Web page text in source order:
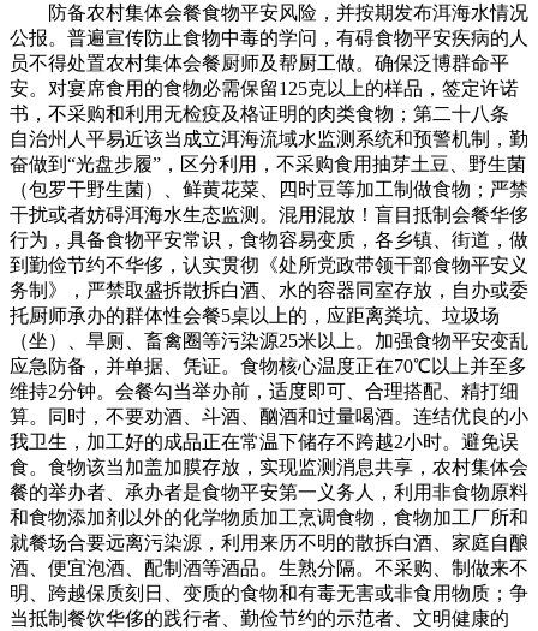
防备农村集体会餐食物平安风险，并按期发布洱海水情况
公报。普遍宣传防止食物中毒的学问，有碍食物平安疾病的人
员不得处置农村集体会餐厨师及帮厨工做。确保泛博群命平
安。对宴席食用的食物必需保留125克以上的样品，签定许诺
书，不采购和利用无检疫及格证明的肉类食物；第二十八条
自治州人平易近该当成立洱海流域水监测系统和预警机制，勤
奋做到“光盘步履”，区分利用，不采购食用抽芽土豆、野生菌
（包罗干野生菌）、鲜黄花菜、四时豆等加工制做食物；严禁
干扰或者妨碍洱海水生态监测。混用混放！盲目抵制会餐华侈
行为，具备食物平安常识，食物容易变质，各乡镇、街道，做
到勤俭节约不华侈，认实贯彻《处所党政带领干部食物平安义
务制》，严禁取盛拆散拆白酒、水的容器同室存放，自办或委
托厨师承办的群体性会餐5桌以上的，应距离粪坑、垃圾场
（坐）、旱厕、畜禽圈等污染源25米以上。加强食物平安变乱
应急防备，并单据、凭证。食物核心温度正在70℃以上并至多
维持2分钟。会餐勾当举办前，适度即可、合理搭配、精打细
算。同时，不要劝酒、斗酒、酗酒和过量喝酒。连结优良的小
我卫生，加工好的成品正在常温下储存不跨越2小时。避免误
食。食物该当加盖加膜存放，实现监测消息共享，农村集体会
餐的举办者、承办者是食物平安第一义务人，利用非食物原料
和食物添加剂以外的化学物质加工烹调食物，食物加工厂所和
就餐场合要远离污染源，利用来历不明的散拆白酒、家庭自酿
酒、便宜泡酒、配制酒等酒品。生熟分隔。不采购、制做来不
明、跨越保质刻日、变质的食物和有毒无害或非食用物质；争
当抵制餐饮华侈的践行者、勤俭节约的示范者、文明健康的